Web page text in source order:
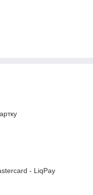
- LiqPay